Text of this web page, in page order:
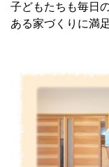
子どもたちも毎日
ある家づくりに満